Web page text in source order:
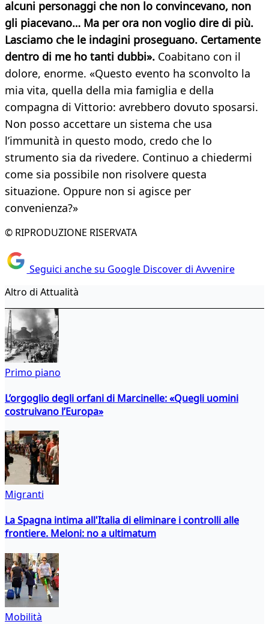
alcuni personaggi che non lo convincevano, non
gli piacevano… Ma per ora non voglio dire di più.
Lasciamo che le indagini proseguano. Certamente
dentro di me ho tanti dubbi». Coabitano con il
dolore, enorme. «Questo evento ha sconvolto la
mia vita, quella della mia famiglia e della
compagna di Vittorio: avrebbero dovuto sposarsi.
Non posso accettare un sistema che usa
l’immunità in questo modo, credo che lo
strumento sia da rivedere. Continuo a chiedermi
come sia possibile non risolvere questa
situazione. Oppure non si agisce per
convenienza?»
© RIPRODUZIONE RISERVATA
Seguici anche su Google Discover di Avvenire
Altro di Attualità
Primo piano
L’orgoglio degli orfani di Marcinelle: «Quegli uomini
costruivano l’Europa»
Migranti
La Spagna intima all'Italia di eliminare i controlli alle
frontiere. Meloni: no a ultimatum
Mobilità